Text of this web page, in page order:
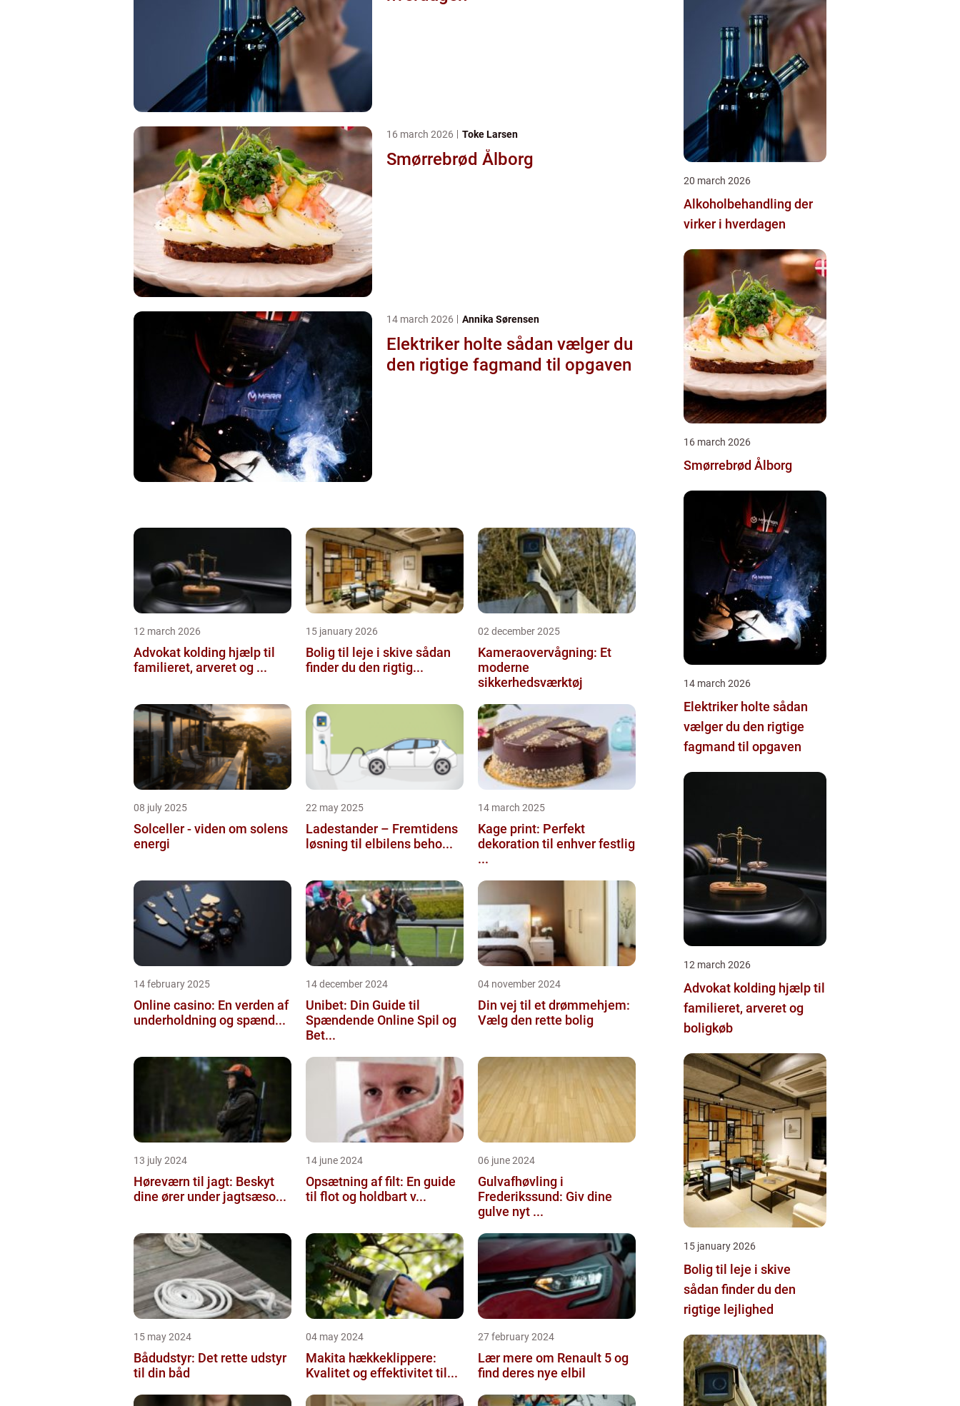
16 march 2026 Toke Larsen
Smørrebrød Ålborg
14 march 2026 Annika Sørensen
Elektriker holte sådan vælger du
den rigtige fagmand til opgaven
12 march 2026
Advokat kolding hjælp til
familieret, arveret og ...
15 january 2026
Bolig til leje i skive sådan
finder du den rigtig...
02 december 2025
Kameraovervågning: Et
moderne
sikkerhedsværktøj
08 july 2025
Solceller - viden om solens
energi
22 may 2025
Ladestander – Fremtidens
løsning til elbilens beho...
14 march 2025
Kage print: Perfekt
dekoration til enhver festlig
...
14 february 2025
Online casino: En verden af
underholdning og spænd...
14 december 2024
Unibet: Din Guide til
Spændende Online Spil og
Bet...
04 november 2024
Din vej til et drømmehjem:
Vælg den rette bolig
13 july 2024
Høreværn til jagt: Beskyt
dine ører under jagtsæso...
14 june 2024
Opsætning af filt: En guide
til flot og holdbart v...
06 june 2024
Gulvafhøvling i
Frederikssund: Giv dine
gulve nyt ...
15 may 2024
Bådudstyr: Det rette udstyr
til din båd
04 may 2024
Makita hækkeklippere:
Kvalitet og effektivitet til...
27 february 2024
Lær mere om Renault 5 og
find deres nye elbil
20 march 2026
Alkoholbehandling der
virker i hverdagen
16 march 2026
Smørrebrød Ålborg
14 march 2026
Elektriker holte sådan
vælger du den rigtige
fagmand til opgaven
12 march 2026
Advokat kolding hjælp til
familieret, arveret og
boligkøb
15 january 2026
Bolig til leje i skive
sådan finder du den
rigtige lejlighed